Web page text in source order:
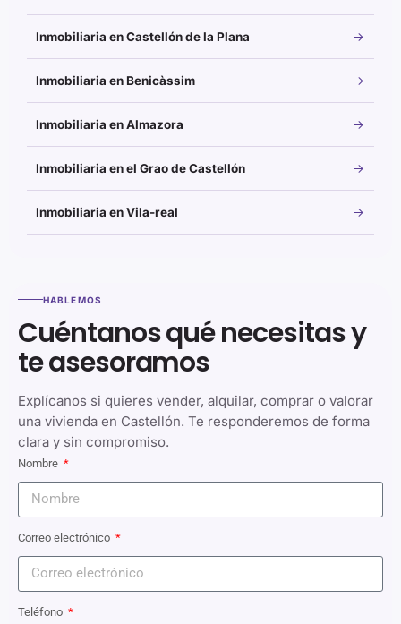
Inmobiliaria en Castellón de la Plana
Inmobiliaria en Benicàssim
Inmobiliaria en Almazora
Inmobiliaria en el Grao de Castellón
Inmobiliaria en Vila-real
HABLEMOS
Cuéntanos qué necesitas y
te asesoramos
Explícanos si quieres vender, alquilar, comprar o valorar
una vivienda en Castellón. Te responderemos de forma
clara y sin compromiso.
Nombre
Correo electrónico
Teléfono